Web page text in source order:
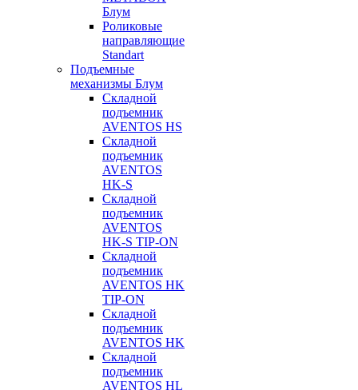
Блум
Роликовые
направляющие
Standart
Подъемные
механизмы Блум
Складной
подъемник
AVENTOS HS
Складной
подъемник
AVENTOS
HK-S
Складной
подъемник
AVENTOS
HK-S TIP-ON
Складной
подъемник
AVENTOS HK
TIP-ON
Складной
подъемник
AVENTOS HK
Складной
подъемник
AVENTOS HL